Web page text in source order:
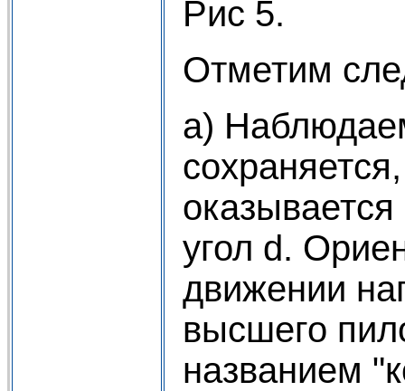
Рис 5.
Отметим
а)
угол d.
движении
высшего
названием